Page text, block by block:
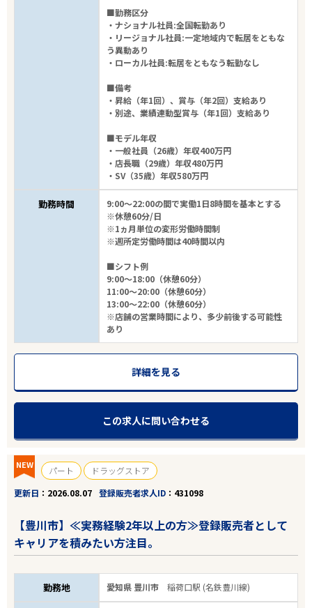
■勤務区分
・ナショナル社員:全国転勤あり
・リージョナル社員:一定地域内で転居をともな
う異動あり
・ローカル社員:転居をともなう転勤なし
■備考
・昇給（年1回）、賞与（年2回）支給あり
・別途、業績連動型賞与（年1回）支給あり
■モデル年収
・一般社員（26歳）年収400万円
・店長職（29歳）年収480万円
・SV（35歳）年収580万円
勤務時間
9:00～22:00の間で実働1日8時間を基本とする
※休憩60分/日
※1ヵ月単位の変形労働時間制
※週所定労働時間は40時間以内
■シフト例
9:00～18:00（休憩60分）
11:00～20:00（休憩60分）
13:00～22:00（休憩60分）
※店舗の営業時間により、多少前後する可能性
あり
詳細を見る
この求人に問い合わせる
NEW パート
ドラッグストア
更新日
2026.08.07 登録販売者求人ID 431098
【豊川市】≪実務経験2年以上の方≫登録販売者として
キャリアを積みたい方注目。
勤務地 愛知県 豊川市稲荷口駅 (名鉄豊川線)